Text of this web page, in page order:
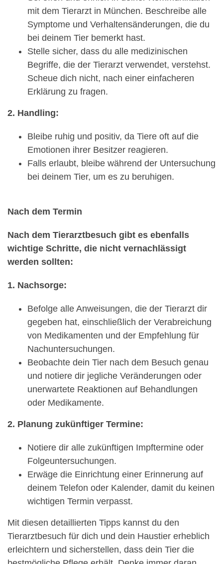
mit dem Tierarzt in München. Beschreibe alle
Symptome und Verhaltensänderungen, die du
bei deinem Tier bemerkt hast.
Stelle sicher, dass du alle medizinischen
Begriffe, die der Tierarzt verwendet, verstehst.
Scheue dich nicht, nach einer einfacheren
Erklärung zu fragen.
2. Handling:
Bleibe ruhig und positiv, da Tiere oft auf die
Emotionen ihrer Besitzer reagieren.
Falls erlaubt, bleibe während der Untersuchung
bei deinem Tier, um es zu beruhigen.
Nach dem Termin
Nach dem Tierarztbesuch gibt es ebenfalls
wichtige Schritte, die nicht vernachlässigt
werden sollten:
1. Nachsorge:
Befolge alle Anweisungen, die der Tierarzt dir
gegeben hat, einschließlich der Verabreichung
von Medikamenten und der Empfehlung für
Nachuntersuchungen.
Beobachte dein Tier nach dem Besuch genau
und notiere dir jegliche Veränderungen oder
unerwartete Reaktionen auf Behandlungen
oder Medikamente.
2. Planung zukünftiger Termine:
Notiere dir alle zukünftigen Impftermine oder
Folgeuntersuchungen.
Erwäge die Einrichtung einer Erinnerung auf
deinem Telefon oder Kalender, damit du keinen
wichtigen Termin verpasst.
Mit diesen detaillierten Tipps kannst du den
Tierarztbesuch für dich und dein Haustier erheblich
erleichtern und sicherstellen, dass dein Tier die